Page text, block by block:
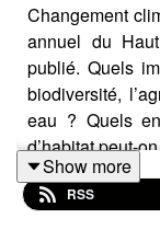
Changement
annuel du
publié. Quels
biodiversité,
eau ? Quels
d’habitat peut-
Animée par le
rencontre
Show more
RSS